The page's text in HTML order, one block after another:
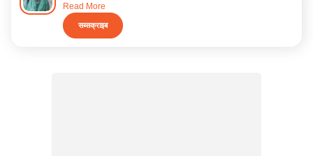
Read More
सब्सक्राइब